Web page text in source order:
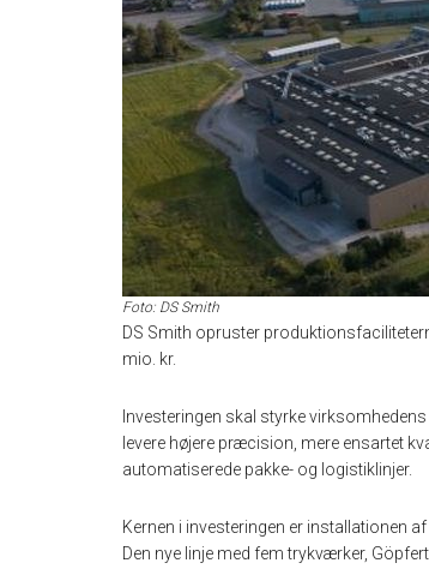
Foto: DS Smith
DS Smith opruster
mio. kr.
Investeringen skal styrke
levere højere præcision, mere ensartet
automatiserede pakke- og logistiklinjer.
Kernen i investeringen er installationen
Den nye linje med fem trykværker,